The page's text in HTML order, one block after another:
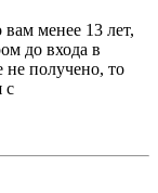
менее 13 лет,
до входа в
не получено, то
с